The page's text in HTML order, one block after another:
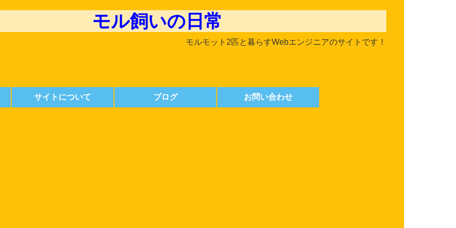
モル飼いの日常
モルモット2匹と暮らすWebエンジニアのサイトです！
サイトについて ブログ お問い合わせ